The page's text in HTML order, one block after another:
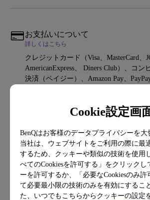
Cookie設定画
BenQはお客様のデータプライバシーを大
当社は、ウェブサイトをご利用の際に最
するため、クッキーや類似の技術を使用
べてのCookiesを許可する」をクリックし
ーを許可するか、「必要なCookiesのみ許
て必要最小限の技術のみを有効にするこ
た、いつでもこちらからクッキーの設定
お支払いについて
詳しくはこちら
クレジットカード（Visa、MasterCard、
AmericanExpress、 Diners Club）、コン
決済（ペイジー）、Amazon Pay、
配送方法について
全国一律料金0円（沖縄・一部離島を除
部地域：一台あたり2,200円（税込） /
品は、通常、ご決済日から３～５日程
す。 / 【出荷遅延のお知らせ】8月7日
注文いただいた商品は8月17日（月）以
いただきます。